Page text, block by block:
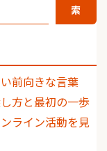
索
前向きな言葉
方と最初の一歩
ライン活動を見